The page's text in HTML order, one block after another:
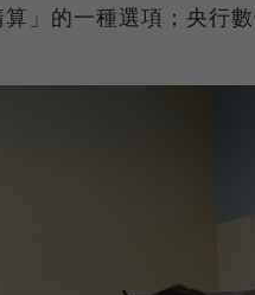
」的一種選項；央行